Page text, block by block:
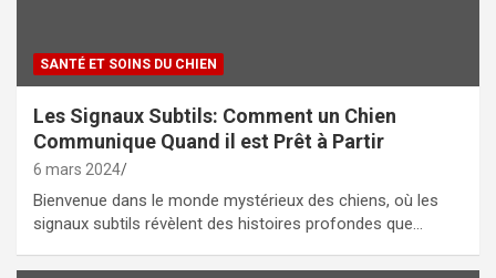
SANTÉ ET SOINS DU CHIEN
Les Signaux Subtils: Comment un Chien
Communique Quand il est Prêt à Partir
6 mars 2024
Bienvenue dans le monde mystérieux des chiens, où les
signaux subtils révèlent des histoires profondes que…